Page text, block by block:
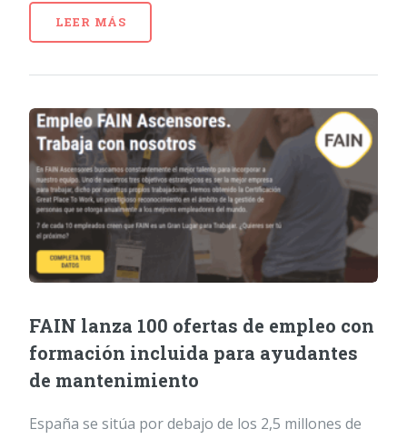
LEER MÁS
FAIN lanza 100 ofertas de empleo con
formación incluida para ayudantes
de mantenimiento
España se sitúa por debajo de los 2,5 millones de